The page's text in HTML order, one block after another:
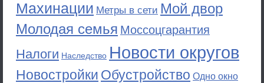
Махинации Метры в сети Мой двор
Молодая семья Моссоцгарантия
Налоги Наследство Новости округов
Новостройки Обустройство Одно окно